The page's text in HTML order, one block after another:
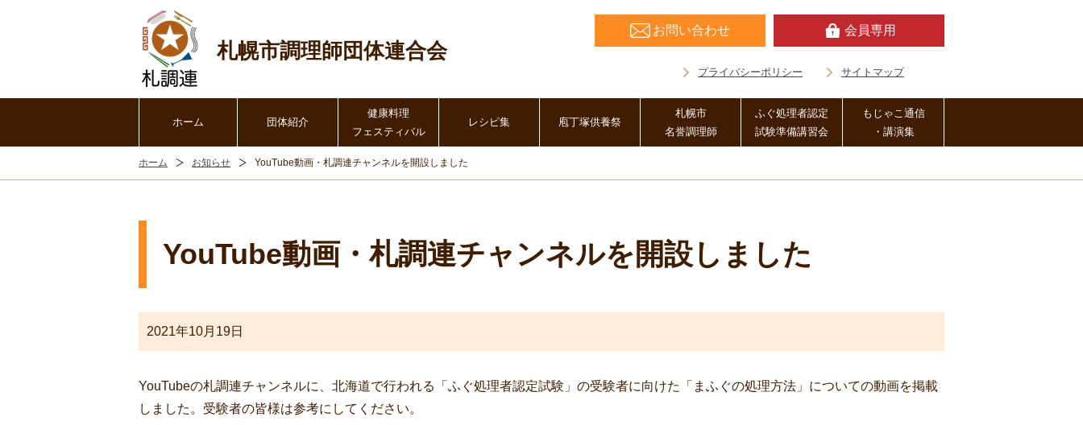
札幌市調理師団体連合会
会員専用
お問い合わせ
プライバシーポリシー サイトマップ
ホーム 団体紹介
健康料理
フェスティバル
レシピ集 庖丁塚供養祭
札幌市
名誉調理師
ふぐ処理者認定
試験準備講習会
もじゃこ通信
・講演集
ホーム お知らせ YouTube動画・札調連チャンネルを開設しました
YouTube動画・札調連チャンネルを開設しました
2021年10月19日
YouTubeの札調連チャンネルに、北海道で行われる「ふぐ処理者認定試験」の受験者に向けた「まふぐの処理方法」についての動画を掲載
しました。受験者の皆様は参考にしてください。